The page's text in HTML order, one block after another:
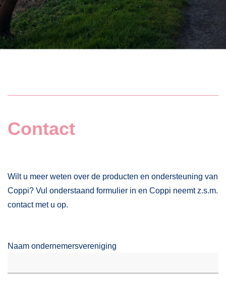
Contact
Wilt u meer weten over de producten en ondersteuning van
Coppi? Vul onderstaand formulier in en Coppi neemt z.s.m.
contact met u op.
Naam ondernemersvereniging